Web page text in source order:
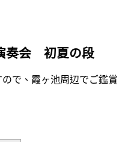
奏会 初夏の段
で、霞ヶ池周辺でご鑑賞